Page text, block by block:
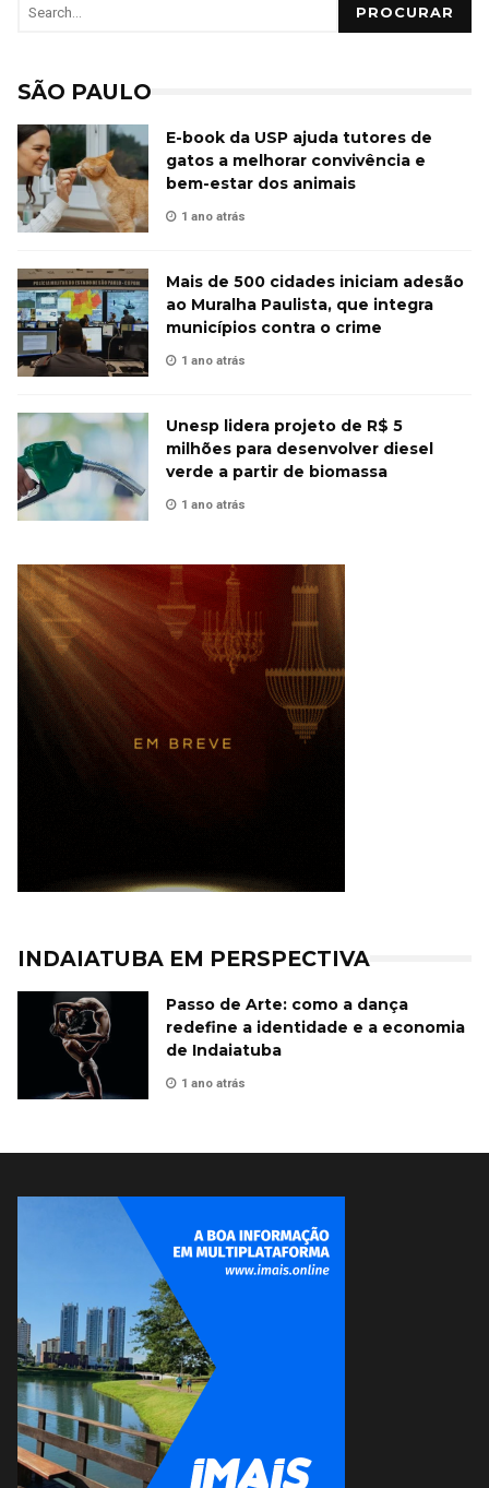
PROCURAR
SÃO PAULO
E-book da USP ajuda tutores de
gatos a melhorar convivência e
bem-estar dos animais
1 ano atrás
Mais de 500 cidades iniciam adesão
ao Muralha Paulista, que integra
municípios contra o crime
1 ano atrás
Unesp lidera projeto de R$ 5
milhões para desenvolver diesel
verde a partir de biomassa
1 ano atrás
INDAIATUBA EM PERSPECTIVA
Passo de Arte: como a dança
redefine a identidade e a economia
de Indaiatuba
1 ano atrás